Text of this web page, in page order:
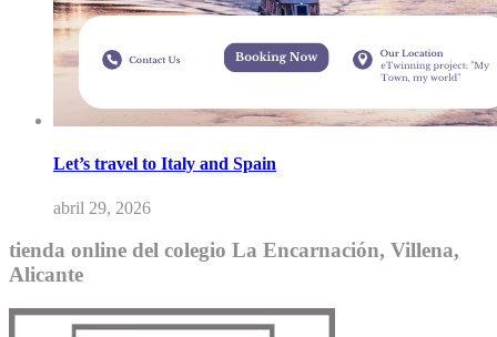
Let’s travel to Italy and Spain
abril 29, 2026
tienda online del colegio La Encarnación, Villena,
Alicante